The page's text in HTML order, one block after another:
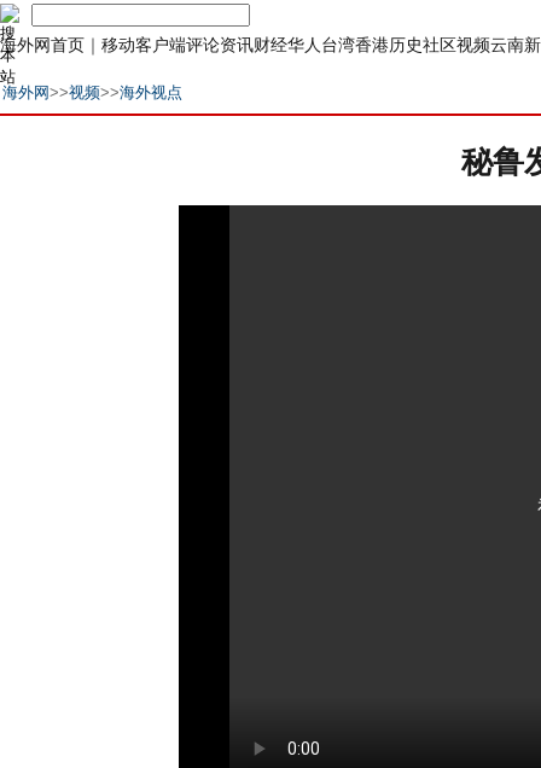
海外网首页 ｜ 移动客户端评论资讯财经华人 台湾香港历史社区视频云南
海外网>>视频>>海外视点
秘鲁